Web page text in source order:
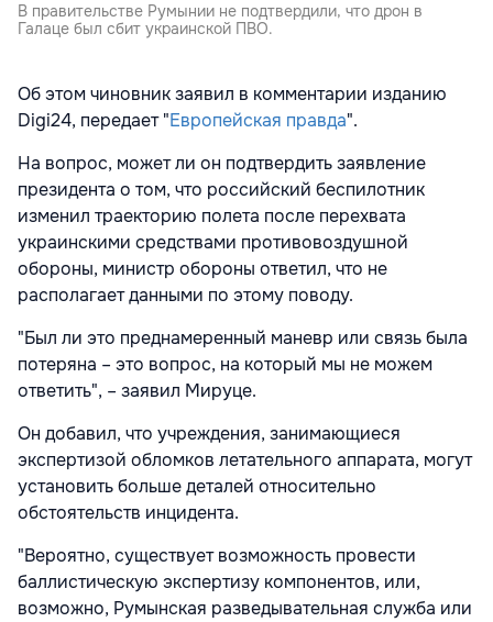
В правительстве Румынии не подтвердили, что дрон в
Галаце был сбит украинской ПВО.
Об этом чиновник заявил в комментарии изданию
Digi24, передает "Европейская правда".
На вопрос, может ли он подтвердить заявление
президента о том, что российский беспилотник
изменил траекторию полета после перехвата
украинскими средствами противовоздушной
обороны, министр обороны ответил, что не
располагает данными по этому поводу.
"Был ли это преднамеренный маневр или связь была
потеряна – это вопрос, на который мы не можем
ответить", – заявил Мируце.
Он добавил, что учреждения, занимающиеся
экспертизой обломков летательного аппарата, могут
установить больше деталей относительно
обстоятельств инцидента.
"Вероятно, существует возможность провести
баллистическую экспертизу компонентов, или,
возможно, Румынская разведывательная служба или